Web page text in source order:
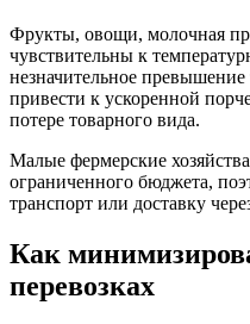
Фрукты, овощи, молочная
чувствительны к
незначительное
привести к ускоренной
потере товарного вида.
Малые фермерские
ограниченного бюджета,
транспорт или доставку
Как
перевозках